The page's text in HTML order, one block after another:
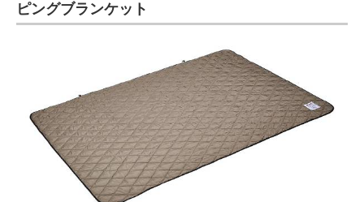
ピングブランケット